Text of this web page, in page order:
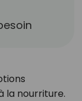
la nourriture.